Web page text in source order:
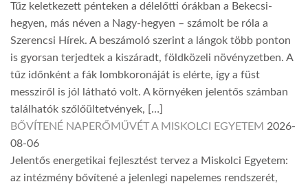
Tűz keletkezett pénteken a délelőtti órákban a Bekecsi-
hegyen, más néven a Nagy-hegyen – számolt be róla a
Szerencsi Hírek. A beszámoló szerint a lángok több ponton
is gyorsan terjedtek a kiszáradt, földközeli növényzetben. A
tűz időnként a fák lombkoronáját is elérte, így a füst
messziről is jól látható volt. A környéken jelentős számban
találhatók szőlőültetvények, […]
BŐVÍTENÉ NAPERŐMŰVÉT A MISKOLCI EGYETEM 2026-
08-06
Jelentős energetikai fejlesztést tervez a Miskolci Egyetem:
az intézmény bővítené a jelenlegi napelemes rendszerét,